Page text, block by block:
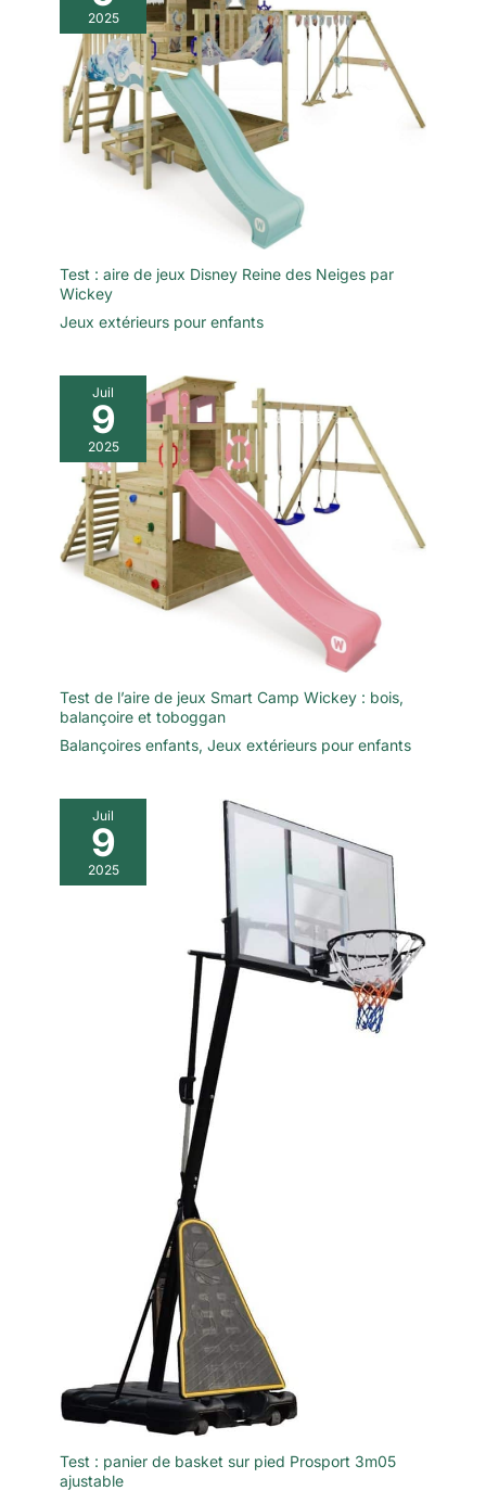
2025
Test : aire de jeux Disney Reine des Neiges par
Wickey
Jeux extérieurs pour enfants
Juil
9
2025
Test de l’aire de jeux Smart Camp Wickey : bois,
balançoire et toboggan
Balançoires enfants, Jeux extérieurs pour enfants
Juil
9
2025
Test : panier de basket sur pied Prosport 3m05
ajustable